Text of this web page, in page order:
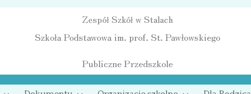
Zespół Szkół w Stalach
Szkoła Podstawowa im. prof. St. Pawłowskiego
Publiczne Przedszkole